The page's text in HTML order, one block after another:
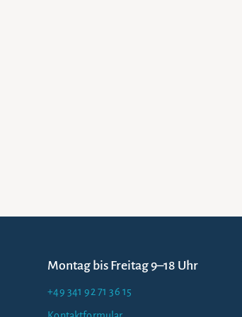
Montag bis Freitag 9–18 Uhr
+49 341 92 71 36 15